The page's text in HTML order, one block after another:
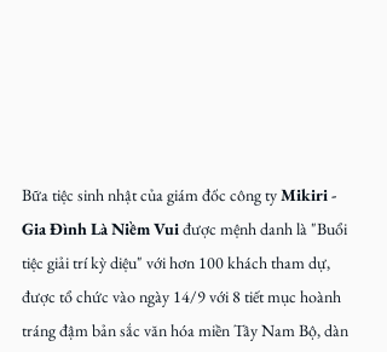
Bữa tiệc sinh nhật của giám đốc công ty Mikiri -
Gia Đình Là Niềm Vui được mệnh danh là "Buổi
tiệc giải trí kỳ diệu" với hơn 100 khách tham dự,
được tổ chức vào ngày 14/9 với 8 tiết mục hoành
tráng đậm bản sắc văn hóa miền Tây Nam Bộ, dàn